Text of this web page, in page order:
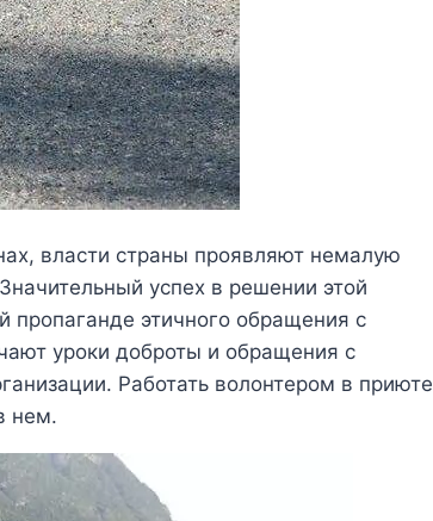
власти страны проявляют немалую
успех в решении этой
этичного обращения с
уроки доброты и обращения с
Работать волонтером в приюте
нем.